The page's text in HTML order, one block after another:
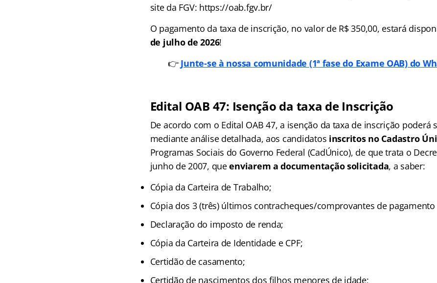
site da FGV: https://oab.fgv.br/
O pagamento da taxa de inscrição, no valor de R$ 350,00, estará
de julho de 2026!
👉 Junte-se à nossa comunidade (1ª fase do Exame OAB) do
Edital OAB 47: Isenção da taxa de Inscrição
De acordo com o Edital OAB 47, a isenção da taxa de inscrição poderá
mediante análise detalhada, aos candidatos inscritos no Cadastro
Programas Sociais do Governo Federal (CadÚnico), de que trata o
junho de 2007, queenviarem a documentação solicitada, a saber:
Cópia da Carteira de Trabalho;
Cópia dos 3 (três) últimos contracheques/comprovantes de
Declaração do imposto de renda;
Cópia da Carteira de Identidade e CPF;
Certidão de casamento;
Certidão de nascimentos dos filhos menores de idade;